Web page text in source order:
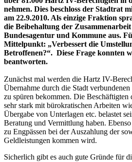
nehmen. Dies beschloss der Stadtrat
am 22.9.2010. Als einzige Fraktion
die Beibehaltung der
Bundesagentur und Kommune aus.
Mittelpunkt: „Verbessert die
Betroffenen?“. Diese Frage konnten
beantworten.
Zunächst mal werden die Hartz IV-
Übernahme durch die Stadt
zu spüren bekommen. Die Beschäftigten
sehr stark mit bürokratischen Arbeiten
Übergabe von Unterlagen etc. belastet
Beratung und Vermittlung haben.
zu Engpässen bei der Auszahlung der
Geldleistungen kommen wird.
Sicherlich gibt es auch gute Gründe für